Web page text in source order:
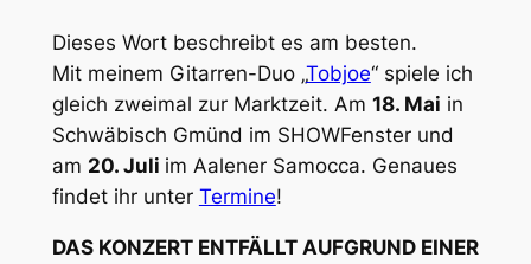
Dieses Wort beschreibt es am besten.
Mit meinem Gitarren-Duo „Tobjoe“ spiele ich
gleich zweimal zur Marktzeit. Am 18. Mai in
Schwäbisch Gmünd im SHOWFenster und
am 20. Juli im Aalener Samocca. Genaues
findet ihr unter Termine!
DAS KONZERT ENTFÄLLT AUFGRUND EINER